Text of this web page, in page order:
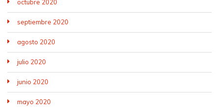
octubre 2020
septiembre 2020
agosto 2020
julio 2020
junio 2020
mayo 2020